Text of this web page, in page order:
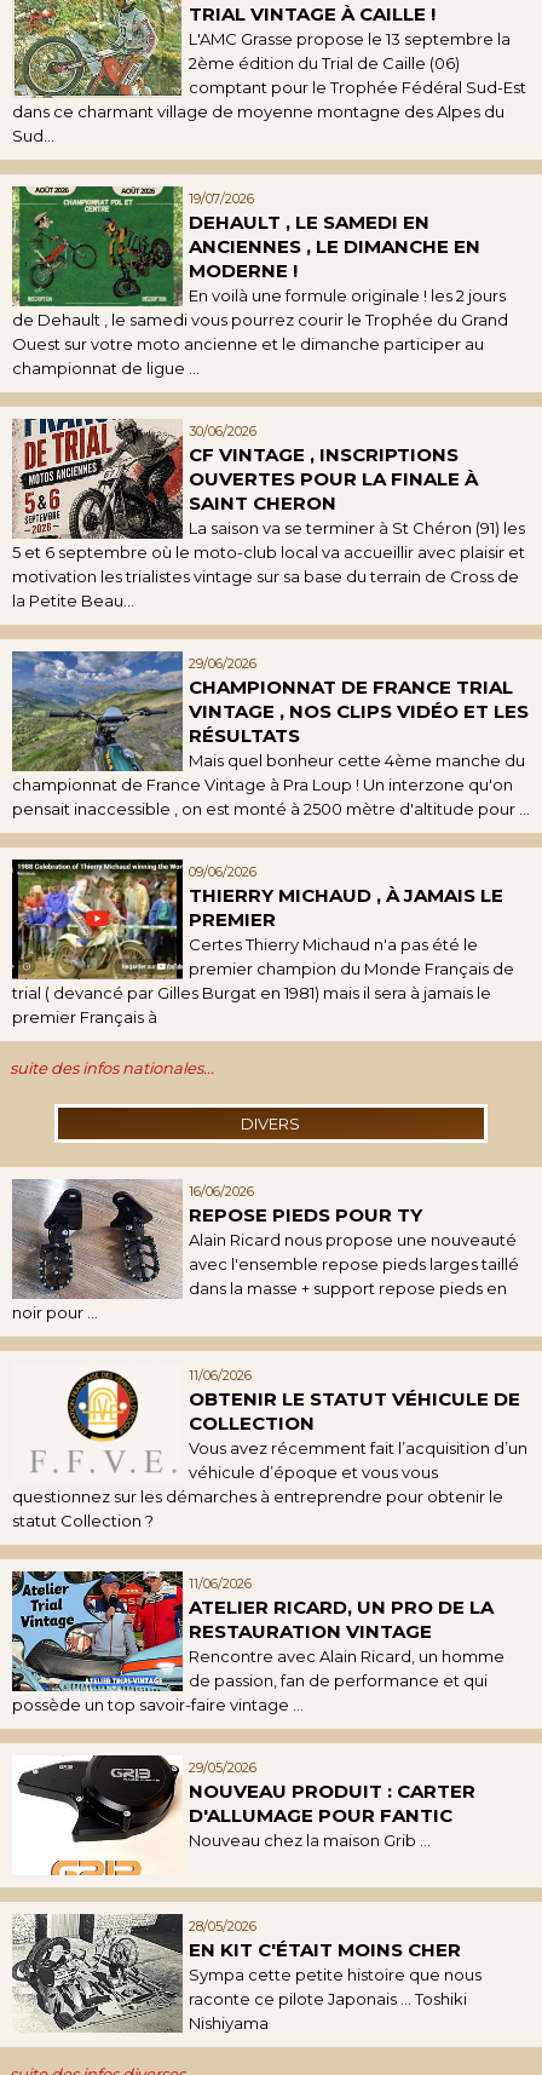
TRIAL VINTAGE À CAILLE !
L'AMC Grasse propose le 13 septembre la
2ème édition du Trial de Caille (06)
comptant pour le Trophée Fédéral Sud-Est
dans ce charmant village de moyenne montagne des Alpes du
Sud...
19/07/2026
DEHAULT , LE SAMEDI EN
ANCIENNES , LE DIMANCHE EN
MODERNE !
En voilà une formule originale ! les 2 jours
de Dehault , le samedi vous pourrez courir le Trophée du Grand
Ouest sur votre moto ancienne et le dimanche participer au
championnat de ligue ...
30/06/2026
CF VINTAGE , INSCRIPTIONS
OUVERTES POUR LA FINALE À
SAINT CHERON
La saison va se terminer à St Chéron (91) les
5 et 6 septembre où le moto-club local va accueillir avec plaisir et
motivation les trialistes vintage sur sa base du terrain de Cross de
la Petite Beau...
29/06/2026
CHAMPIONNAT DE FRANCE TRIAL
VINTAGE , NOS CLIPS VIDÉO ET LES
RÉSULTATS
Mais quel bonheur cette 4ème manche du
championnat de France Vintage à Pra Loup ! Un interzone qu'on
pensait inaccessible , on est monté à 2500 mètre d'altitude pour ...
09/06/2026
THIERRY MICHAUD , À JAMAIS LE
PREMIER
Certes Thierry Michaud n'a pas été le
premier champion du Monde Français de
trial ( devancé par Gilles Burgat en 1981) mais il sera à jamais le
premier Français à
suite des infos nationales...
DIVERS
16/06/2026
REPOSE PIEDS POUR TY
Alain Ricard nous propose une nouveauté
avec l'ensemble repose pieds larges taillé
dans la masse + support repose pieds en
noir pour ...
11/06/2026
OBTENIR LE STATUT VÉHICULE DE
COLLECTION
Vous avez récemment fait l’acquisition d’un
véhicule d’époque et vous vous
questionnez sur les démarches à entreprendre pour obtenir le
statut Collection ?
11/06/2026
ATELIER RICARD, UN PRO DE LA
RESTAURATION VINTAGE
Rencontre avec Alain Ricard, un homme
de passion, fan de performance et qui
possède un top savoir-faire vintage ...
29/05/2026
NOUVEAU PRODUIT : CARTER
D'ALLUMAGE POUR FANTIC
Nouveau chez la maison Grib ...
28/05/2026
EN KIT C'ÉTAIT MOINS CHER
Sympa cette petite histoire que nous
raconte ce pilote Japonais ... Toshiki
Nishiyama